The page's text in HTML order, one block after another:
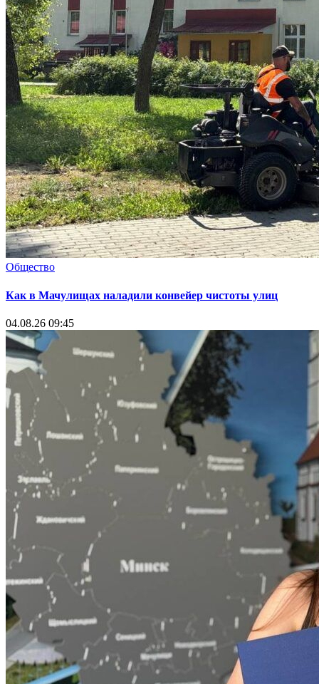
Общество
Как в Мачулищах наладили конвейер чистоты улиц
04.08.26 09:45